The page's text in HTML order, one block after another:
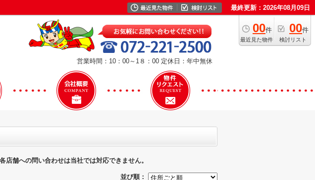
最終更新：2026年08月09日
00件
最近見た物件
00件
検討リスト
営業時間：10：00～1８：00 定休日：年中無休
舗への問い合わせは当社では対応できません。
並び順：